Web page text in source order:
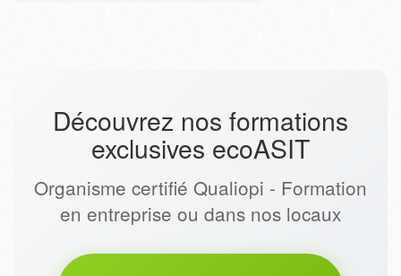
Découvrez nos formations
exclusives ecoASIT
Organisme certifié Qualiopi - Formation
en entreprise ou dans nos locaux